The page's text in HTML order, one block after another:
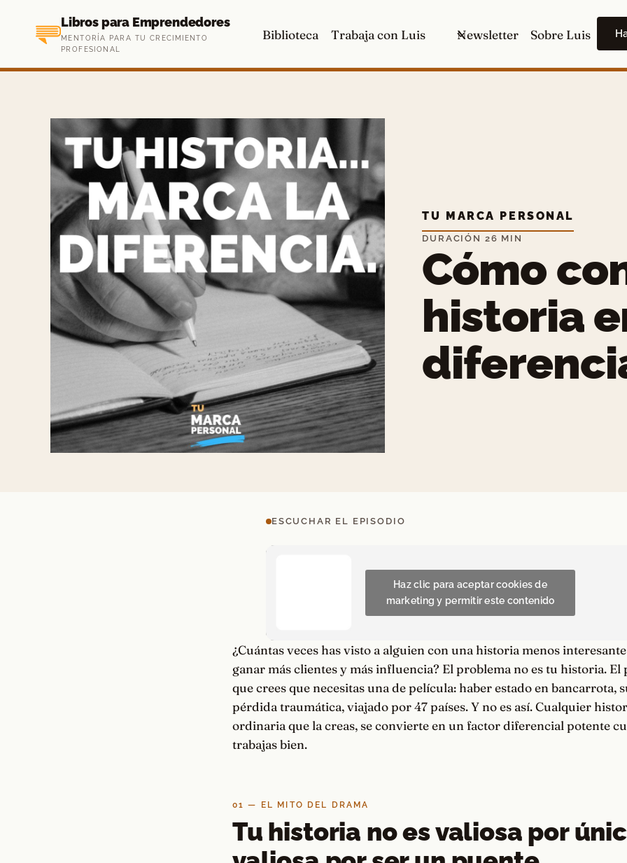
contenido
Libros para Emprendedores
MENTORÍA PARA TU CRECIMIENTO
PROFESIONAL
Biblioteca Trabaja con Luis Newsletter Sobre Luis
TU MARCA PERSONAL
DURACIÓN 26 MIN
Cómo
historia
ESCUCHAR EL EPISODIO
Haz clic para aceptar cookies de
marketing y permitir este contenido
¿Cuántas veces has visto a alguien con una historia menos
ganar más clientes y más influencia? El problema no es tu historia. El
que crees que necesitas una de película: haber estado en bancarrota,
pérdida traumática, viajado por 47 países. Y no es así. Cualquier
ordinaria que la creas, se convierte en un factor diferencial potente
trabajas bien.
01 — EL MITO DEL DRAMA
Tu historia no es valiosa por